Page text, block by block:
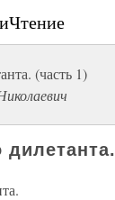
(часть 1)
дилетанта.